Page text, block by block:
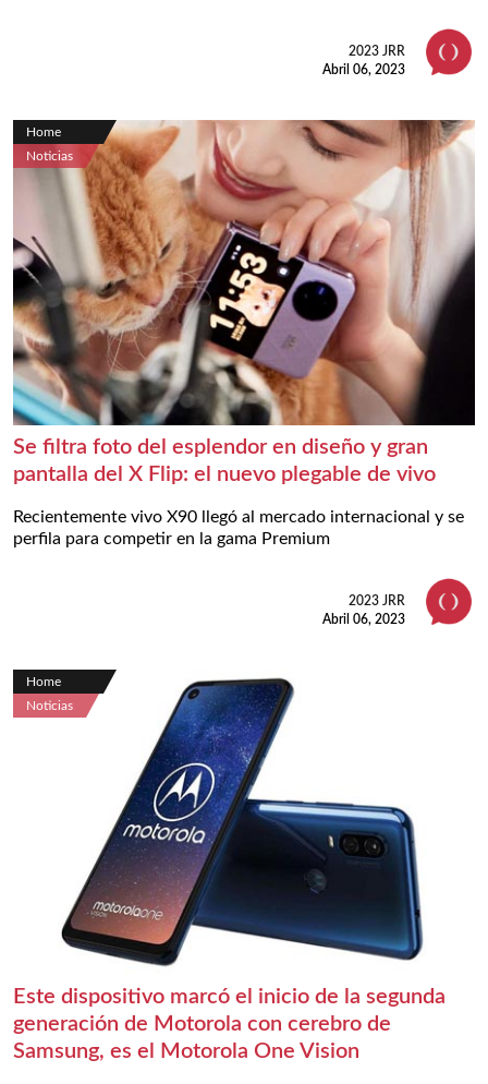
2023 JRR
Abril 06, 2023
Home
Noticias
Se filtra foto del esplendor en diseño y gran
pantalla del X Flip: el nuevo plegable de vivo
Recientemente vivo X90 llegó al mercado internacional y se
perfila para competir en la gama Premium
2023 JRR
Abril 06, 2023
Home
Noticias
Este dispositivo marcó el inicio de la segunda
generación de Motorola con cerebro de
Samsung, es el Motorola One Vision